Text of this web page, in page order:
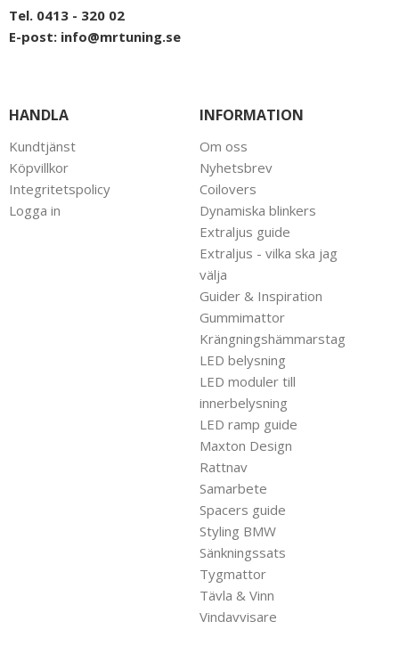
Tel. 0413 - 320 02
E-post: info@mrtuning.se
HANDLA
Kundtjänst
Köpvillkor
Integritetspolicy
Logga in
INFORMATION
Om oss
Nyhetsbrev
Coilovers
Dynamiska blinkers
Extraljus guide
Extraljus - vilka ska jag
välja
Guider & Inspiration
Gummimattor
Krängningshämmarstag
LED belysning
LED moduler till
innerbelysning
LED ramp guide
Maxton Design
Rattnav
Samarbete
Spacers guide
Styling BMW
Sänkningssats
Tygmattor
Tävla & Vinn
Vindavvisare